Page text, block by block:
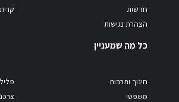
חדשות
הצהרת נגישות
כל מה שמעניין
חינוך ותרבות
משפטי